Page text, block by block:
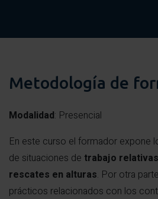
Metodología de
Modalidad: Presencial
En este curso el formador expone
de situaciones de trabajo
rescates en alturas. Por otra
prácticos relacionados con los